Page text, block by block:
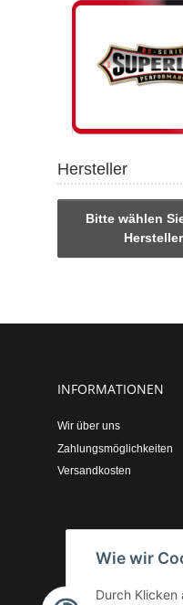
Wie wir
Durch Klicken
Hersteller
Bitte wählen
INFORMATIONEN
Wir über uns
Zahlungsmöglichkeiten
Versandkosten